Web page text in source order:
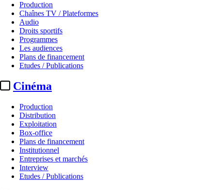
Production
Chaînes TV / Plateformes
Audio
Droits sportifs
Programmes
Les audiences
Plans de financement
Etudes / Publications
Cinéma
Production
Distribution
Exploitation
Box-office
Plans de financement
Institutionnel
Entreprises et marchés
Interview
Etudes / Publications